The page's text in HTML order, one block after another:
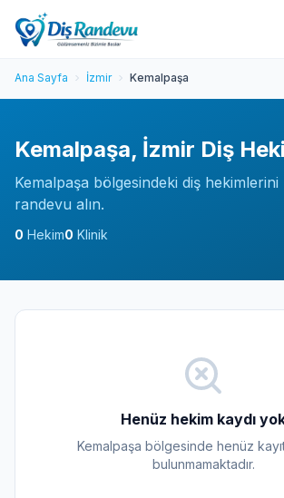
Ana Sayfa İzmir Kemalpaşa
Kemalpaşa, İzmir Diş
Kemalpaşa bölgesindeki diş
randevu alın.
0 Hekim0 Klinik
Henüz hekim kaydı
Kemalpaşa bölgesinde henüz
bulunmamaktadır.